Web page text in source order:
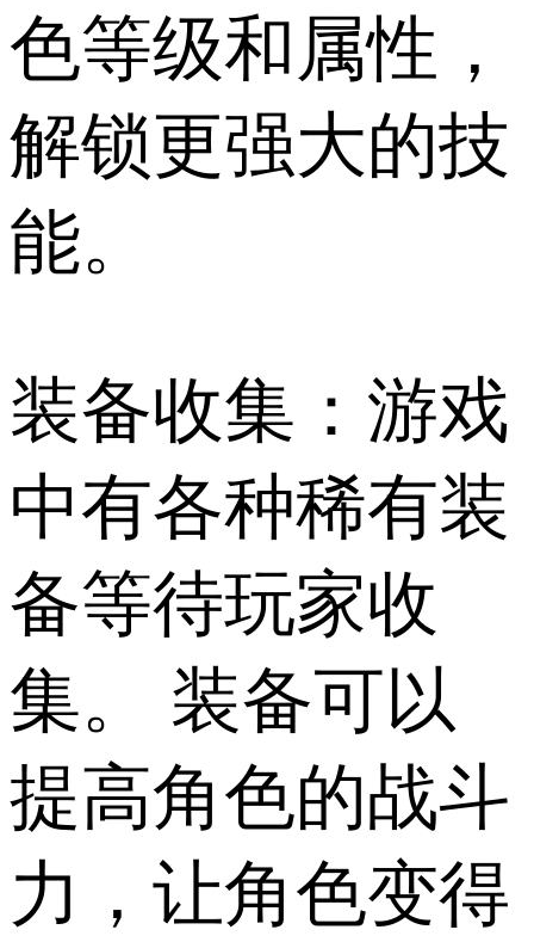
色等级和属性，
解锁更强大的技
能。
装备收集：游戏
中有各种稀有装
备等待玩家收
集。 装备可以
提高角色的战斗
力，让角色变得